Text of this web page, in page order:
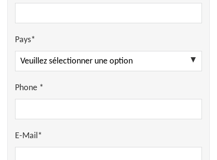
Pays*
Phone *
E-Mail*